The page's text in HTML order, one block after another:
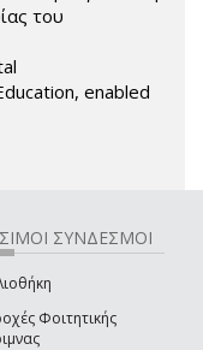
του
enabled
ΣΥΝΔΕΣΜΟΙ
Φοιτητικής